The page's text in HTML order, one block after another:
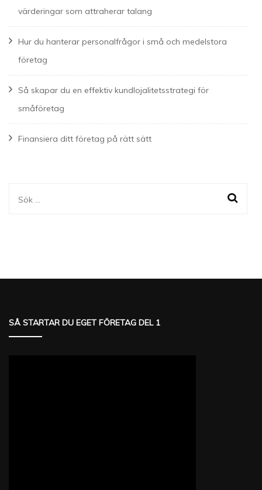
värderingar som attraherar talang
Hur du hanterar personalfrågor i små och medelstora
företag
Så skapar du en effektiv kundlojalitetsstrategi för
småföretag
Finansiera ditt företag på rätt sätt
Sök
SÅ STARTAR DU EGET FÖRETAG DEL 1